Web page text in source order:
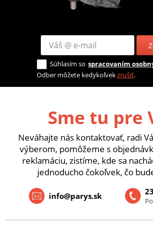
Súhlasím so spracovaním
Odber môžete kedykoľvekzrušiť.
Sme tu pre
Neváhajte nás kontaktovať, radi
výberom, pomôžeme s
reklamáciu, zistíme, kde sa
jednoducho čokoľvek, čo
info@parys.sk